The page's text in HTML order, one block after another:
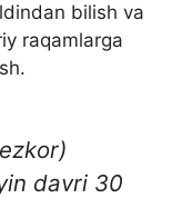
bilish va
raqamlarga
davri 30